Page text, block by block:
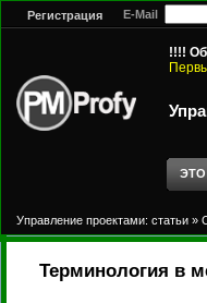
Регистрация E-Mail
!!!!
ЭТО
Управление проектами: статьи »
Терминология в